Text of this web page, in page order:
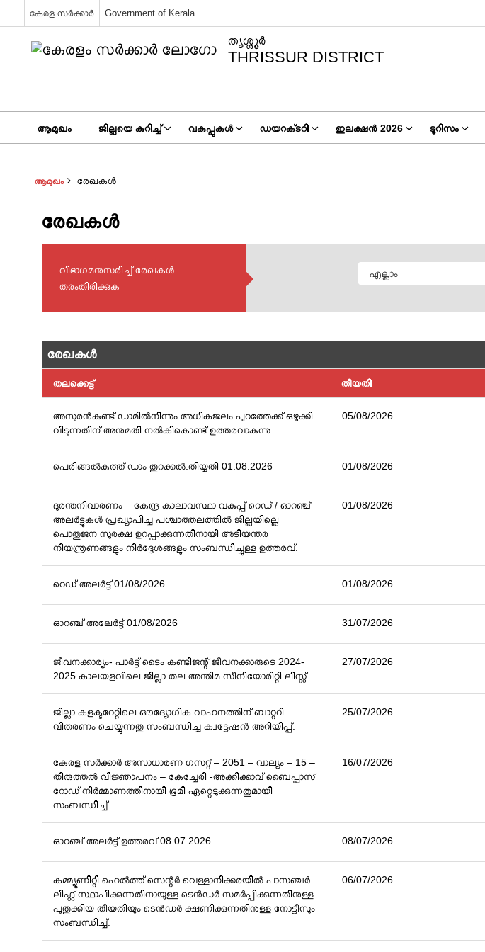
കേരള സർക്കാർ Government of Kerala
ത‍ൃശ്ശ‍ൂർ
THRISSUR DISTRICT
ആമുഖം ജില്ലയെ കുറിച്ച് വകുപ്പുകൾ ഡയറക്‌ടറി ഇലക്ഷൻ 2026 ടൂറിസം
ആമുഖം രേഖകള്‍
രേഖകള്‍
വിഭാഗമനുസരിച്ച് രേഖകൾ
തരംതിരിക്കുക
രേഖകള്‍
തലക്കെട്ട് തീയതി
അസുരൻകുണ്ട് ഡാമിൽനിന്നും അധികജലം പുറത്തേക്ക് ഒഴുക്കി
വിടുന്നതിന് അനുമതി നൽകികൊണ്ട് ഉത്തരവാകുന്നു
05/08/2026
പെരിങ്ങൽകുത്ത്‌ ഡാം തുറക്കൽ.തിയ്യതി 01.08.2026 01/08/2026
ദുരന്തനിവാരണം – കേന്ദ്ര കാലാവസ്ഥാ വകുപ്പ് റെഡ് / ഓറഞ്ച്
അലർട്ടുകൾ പ്രഖ്യാപിച്ച പശ്ചാത്തലത്തിൽ ജില്ലയില്ലെ
പൊതുജന സുരക്ഷ ഉറപ്പാക്കുന്നതിനായി അടിയന്തര
നിയന്ത്രണങ്ങളും നിർദ്ദേശങ്ങളും സംബന്ധിച്ചുള്ള ഉത്തരവ്.
01/08/2026
റെഡ് അലർട്ട് 01/08/2026 01/08/2026
ഓറഞ്ച് അലേർട്ട് 01/08/2026 31/07/2026
ജീവനക്കാര്യം- പാർട്ട് ടൈം കണ്ടിജന്റ് ജീവനക്കാരുടെ 2024-
2025 കാലയളവിലെ ജില്ലാ തല അന്തിമ സീനിയോരിറ്റി ലിസ്റ്റ്.
27/07/2026
ജില്ലാ കളക്ടറേറ്റിലെ ഔദ്യോഗിക വാഹനത്തിന് ബാറ്ററി
വിതരണം ചെയ്യുന്നതു സംബന്ധിച്ച ക്വട്ടേഷൻ അറിയിപ്പ്.
25/07/2026
കേരള സർക്കാർ അസാധാരണ ഗസറ്റ് – 2051 – വാല്യം – 15 –
തിരുത്തൽ വിജ്ഞാപനം – കേച്ചേരി -അക്കിക്കാവ് ബൈപ്പാസ്
റോഡ് നിർമ്മാണത്തിനായി ഭൂമി ഏറ്റെടുക്കുന്നതുമായി
സംബന്ധിച്ച്.
16/07/2026
ഓറഞ്ച് അലർട്ട് ഉത്തരവ് 08.07.2026 08/07/2026
കമ്മ്യൂണിറ്റി ഹെൽത്ത് സെന്റർ വെള്ളാനിക്കരയിൽ പാസഞ്ചർ
ലിഫ്റ്റ് സ്ഥാപിക്കുന്നതിനായുള്ള ടെൻഡർ സമർപ്പിക്കുന്നതിനുള്ള
പുതുക്കിയ തീയതിയും ടെൻഡർ ക്ഷണിക്കുന്നതിനുള്ള നോട്ടീസും
സംബന്ധിച്ച്.
06/07/2026